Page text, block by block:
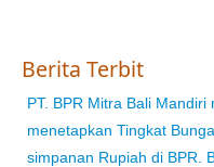
Berita Terbit
PT. BPR Mitra Bali
menetapkan Tingkat
simpanan Rupiah di BPR.